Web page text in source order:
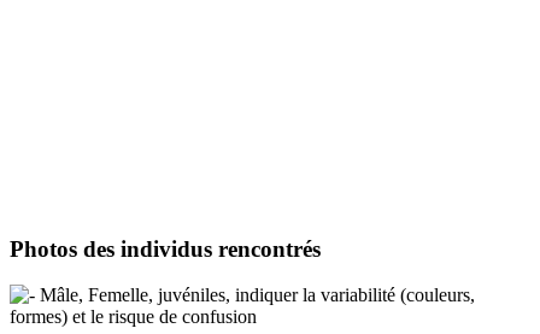
Photos des individus rencontrés
Mâle, Femelle, juvéniles, indiquer la variabilité (couleurs,
formes) et le risque de confusion